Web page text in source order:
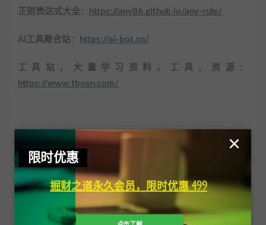
正则表达式大全 ： https://any86.github.io/any-rule/
AI工具聚合站 ： https://ai-bot.cn/
工具站，大量学习资料，工具，资源
：
https://www.tboxn.com/
精品网站
欢迎访问掘财之道官网，我们一直在努力！
掘财之道»精品网站分享（长期更新，收集）
限时优惠
掘财之道永久会员，限时优惠 499
×